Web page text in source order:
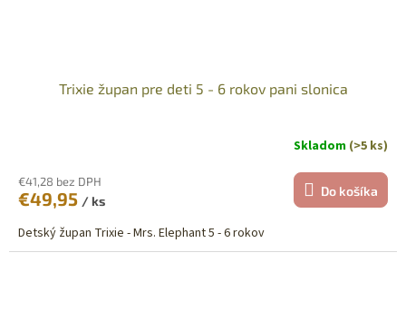
Trixie župan pre deti 5 - 6 rokov pani slonica
Skladom (>5 ks)
€41,28 bez DPH
€49,95 / ks
Do košíka
Detský župan Trixie - Mrs. Elephant 5 - 6 rokov